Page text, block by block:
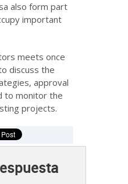
also form part
important
meets once
discuss the
approval
to monitor the
projects.